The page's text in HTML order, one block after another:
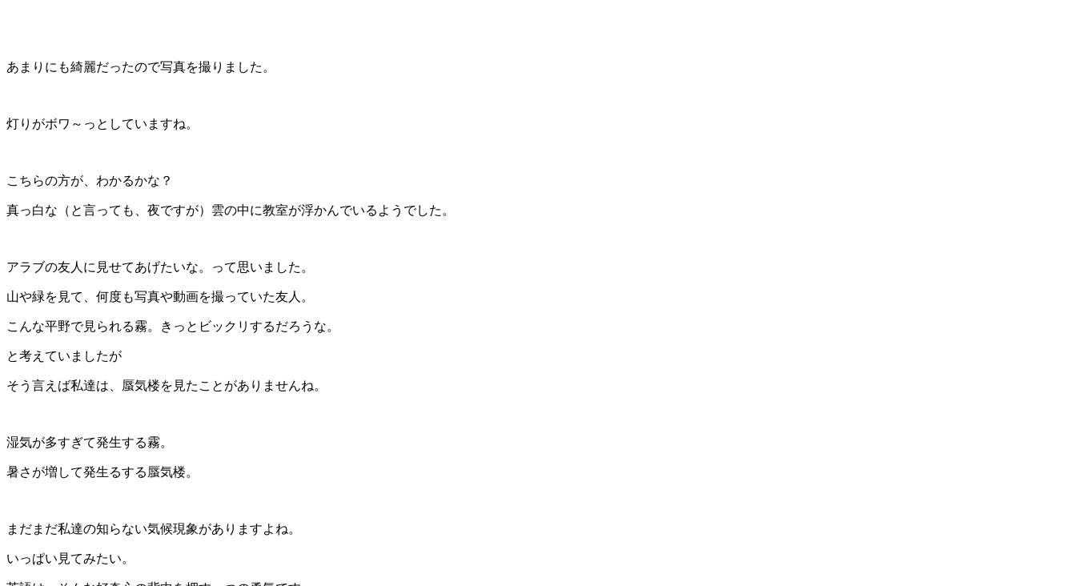
あまりにも綺麗だったので写真を撮りました。
灯りがボワ～っとしていますね。
こちらの方が、わかるかな？
真っ白な（と言っても、夜ですが）雲の中に教室が浮かんでいるようでした。
アラブの友人に見せてあげたいな。って思いました。
山や緑を見て、何度も写真や動画を撮っていた友人。
こんな平野で見られる霧。きっとビックリするだろうな。
と考えていましたが
そう言えば私達は、蜃気楼を見たことがありませんね。
湿気が多すぎて発生する霧。
暑さが増して発生るする蜃気楼。
まだまだ私達の知らない気候現象がありますよね。
いっぱい見てみたい。